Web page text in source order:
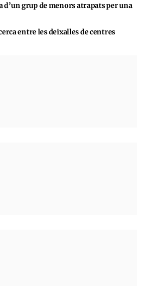
d’un grup de menors atrapats per una
entre les deixalles de centres